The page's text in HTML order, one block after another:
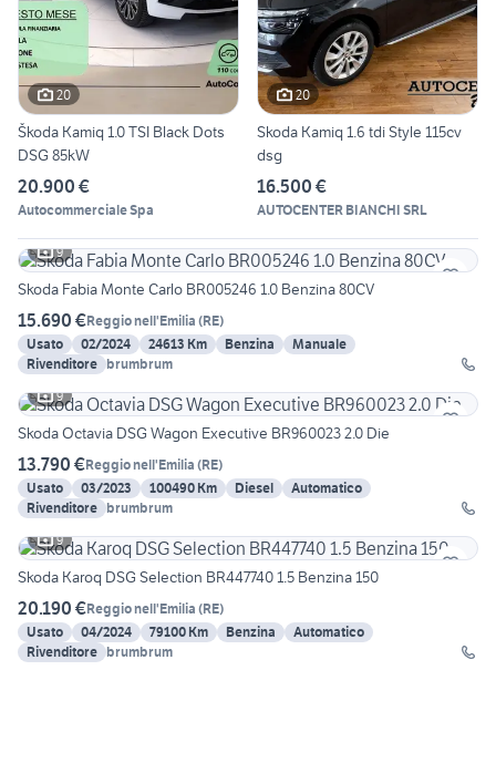
20
Škoda Kamiq 1.0 TSI Black Dots
DSG 85kW
20.900 €
Autocommerciale Spa
20
Skoda Kamiq 1.6 tdi Style 115cv
dsg
16.500 €
AUTOCENTER BIANCHI SRL
9
Skoda Fabia Monte Carlo BR005246 1.0 Benzina 80CV
15.690 €Reggio nell'Emilia (RE)
Usato
02/2024 24613 Km Benzina
Manuale
Rivenditore brumbrum
9
Skoda Octavia DSG Wagon Executive BR960023 2.0 Die
13.790 €Reggio nell'Emilia (RE)
Usato
03/2023 100490 Km Diesel
Automatico
Rivenditore brumbrum
9
Skoda Karoq DSG Selection BR447740 1.5 Benzina 150
20.190 €Reggio nell'Emilia (RE)
Usato
04/2024 79100 Km Benzina
Automatico
Rivenditore brumbrum